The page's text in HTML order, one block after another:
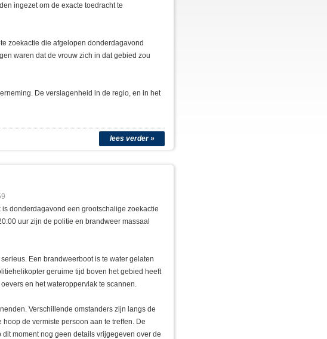
ingezet om de exacte toedracht te
zoekactie die afgelopen donderdagavond
waren dat de vrouw zich in dat gebied zou
De verslagenheid in de regio, en in het
lees verder »
donderdagavond een grootschalige zoekactie
uur zijn de politie en brandweer massaal
Een brandweerboot is te water gelaten
geruime tijd boven het gebied heeft
en het wateroppervlak te scannen.
Verschillende omstanders zijn langs de
de vermiste persoon aan te treffen. De
moment nog geen details vrijgegeven over de